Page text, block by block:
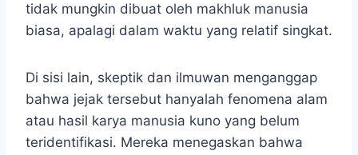
tidak mungkin dibuat oleh makhluk manusia
biasa, apalagi dalam waktu yang relatif singkat.
Di sisi lain, skeptik dan ilmuwan menganggap
bahwa jejak tersebut hanyalah fenomena alam
atau hasil karya manusia kuno yang belum
teridentifikasi. Mereka menegaskan bahwa